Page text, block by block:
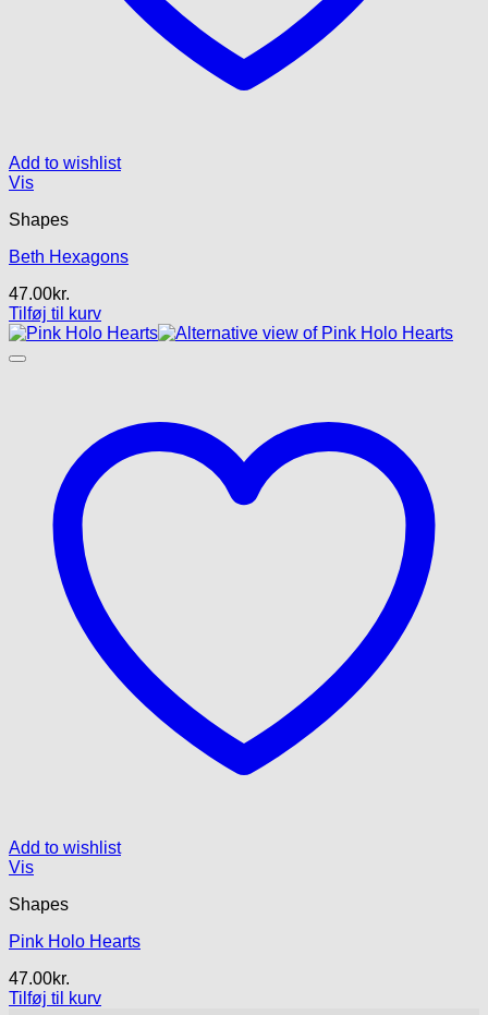
Add to wishlist
Vis
Shapes
Beth Hexagons
47.00kr.
Tilføj til kurv
Add to wishlist
Vis
Shapes
Pink Holo Hearts
47.00kr.
Tilføj til kurv